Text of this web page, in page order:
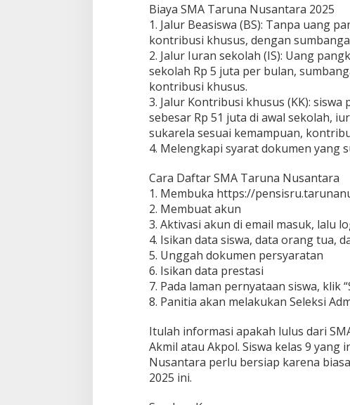
Biaya SMA Taruna Nusantara 2025
1. Jalur Beasiswa (BS): Tanpa uang
kontribusi khusus, dengan
2. Jalur Iuran sekolah (IS): Uang
sekolah Rp 5 juta per bulan,
kontribusi khusus.
3. Jalur Kontribusi khusus (KK):
sebesar Rp 51 juta di awal sekolah,
sukarela sesuai kemampuan,
4. Melengkapi syarat dokumen yang
Cara Daftar SMA Taruna Nusantara
1. Membuka https://
2. Membuat akun
3. Aktivasi akun di email masuk, lalu
4. Isikan data siswa, data orang tua,
5. Unggah dokumen persyaratan
6. Isikan data prestasi
7. Pada laman pernyataan siswa, klik
8. Panitia akan melakukan Seleksi
Itulah informasi apakah lulus dari
Akmil atau Akpol. Siswa kelas 9
Nusantara perlu bersiap karena
2025 ini.